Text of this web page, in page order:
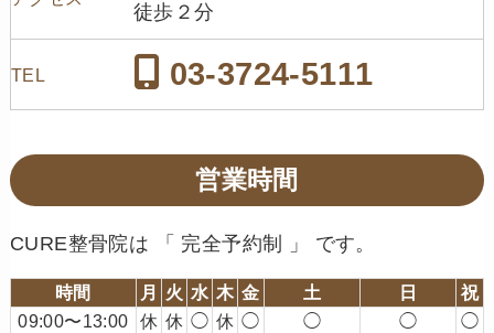
徒歩２分
TEL 03-3724-5111
営業時間
CURE整骨院は 「 完全予約制 」 です。
時間 月 火 水 木 金 土 日
祝
09:00〜13:00
休 休 ◯ 休 ◯ ◯ ◯
◯